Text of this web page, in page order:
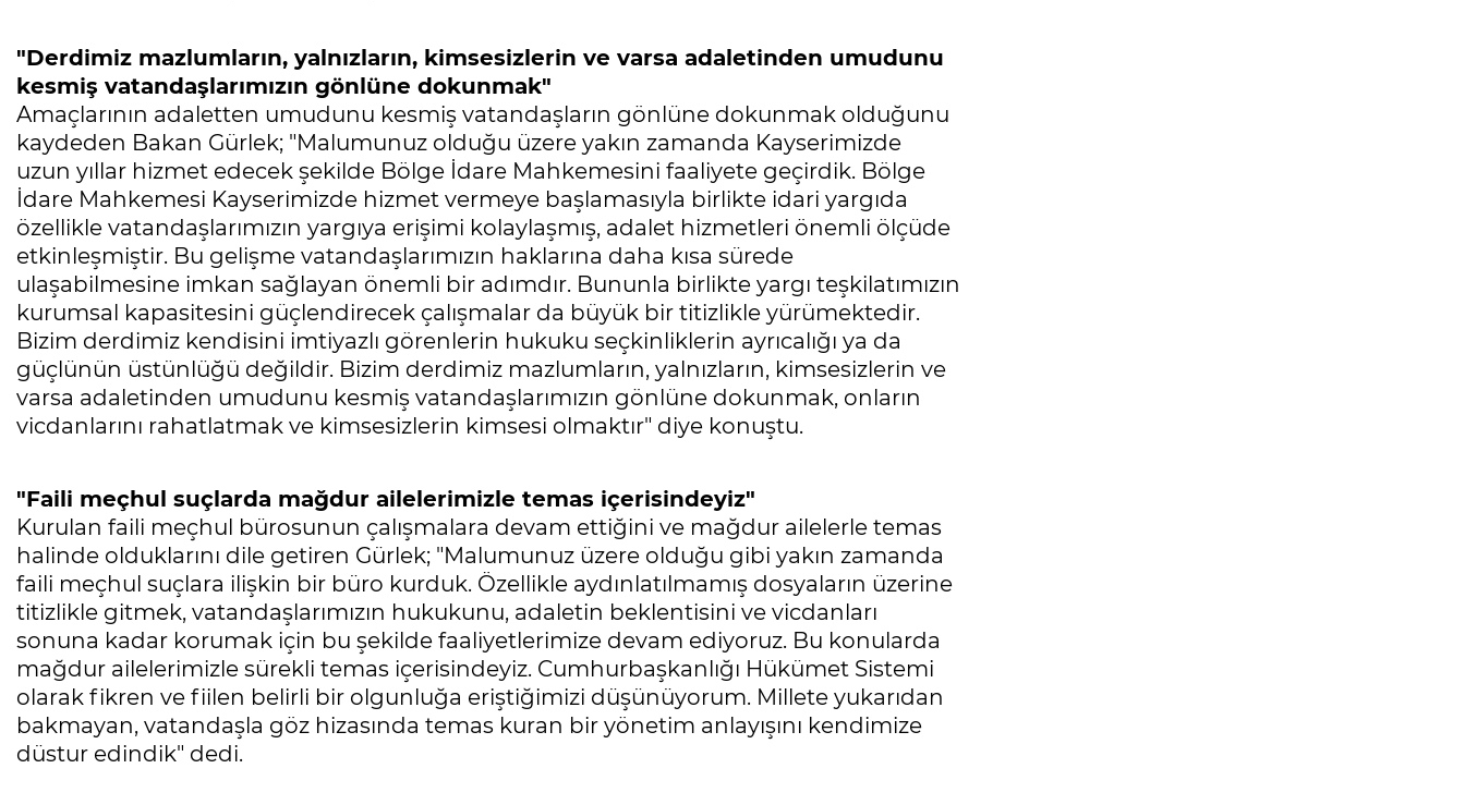
"Derdimiz mazlumların, yalnızların, kimsesizlerin ve varsa adaletinden umudunu
kesmiş vatandaşlarımızın gönlüne dokunmak"
Amaçlarının adaletten umudunu kesmiş vatandaşların gönlüne dokunmak olduğunu
kaydeden Bakan Gürlek; "Malumunuz olduğu üzere yakın zamanda Kayserimizde
uzun yıllar hizmet edecek şekilde Bölge İdare Mahkemesini faaliyete geçirdik. Bölge
İdare Mahkemesi Kayserimizde hizmet vermeye başlamasıyla birlikte idari yargıda
özellikle vatandaşlarımızın yargıya erişimi kolaylaşmış, adalet hizmetleri önemli ölçüde
etkinleşmiştir. Bu gelişme vatandaşlarımızın haklarına daha kısa sürede
ulaşabilmesine imkan sağlayan önemli bir adımdır. Bununla birlikte yargı teşkilatımızın
kurumsal kapasitesini güçlendirecek çalışmalar da büyük bir titizlikle yürümektedir.
Bizim derdimiz kendisini imtiyazlı görenlerin hukuku seçkinliklerin ayrıcalığı ya da
güçlünün üstünlüğü değildir. Bizim derdimiz mazlumların, yalnızların, kimsesizlerin ve
varsa adaletinden umudunu kesmiş vatandaşlarımızın gönlüne dokunmak, onların
vicdanlarını rahatlatmak ve kimsesizlerin kimsesi olmaktır" diye konuştu.
"Faili meçhul suçlarda mağdur ailelerimizle temas içerisindeyiz"
Kurulan faili meçhul bürosunun çalışmalara devam ettiğini ve mağdur ailelerle temas
halinde olduklarını dile getiren Gürlek; "Malumunuz üzere olduğu gibi yakın zamanda
faili meçhul suçlara ilişkin bir büro kurduk. Özellikle aydınlatılmamış dosyaların üzerine
titizlikle gitmek, vatandaşlarımızın hukukunu, adaletin beklentisini ve vicdanları
sonuna kadar korumak için bu şekilde faaliyetlerimize devam ediyoruz. Bu konularda
mağdur ailelerimizle sürekli temas içerisindeyiz. Cumhurbaşkanlığı Hükümet Sistemi
olarak fikren ve fiilen belirli bir olgunluğa eriştiğimizi düşünüyorum. Millete yukarıdan
bakmayan, vatandaşla göz hizasında temas kuran bir yönetim anlayışını kendimize
düstur edindik" dedi.